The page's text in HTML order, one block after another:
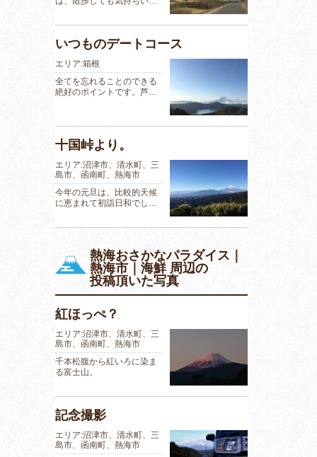
いつものデートコース
エリア:箱根
全てを忘れることのできる
絶好のポイントです。芦…
十国峠より。
エリア:沼津市、清水町、三
島市、函南町、熱海市
今年の元旦は、比較的天候
に恵まれて初詣日和でし…
熱海おさかなパラダイス｜
熱海市｜海鮮 周辺の
投稿頂いた写真
紅ほっぺ？
エリア:沼津市、清水町、三
島市、函南町、熱海市
千本松腹から紅いろに染ま
る富士山。
記念撮影
エリア:沼津市、清水町、三
島市、函南町、熱海市